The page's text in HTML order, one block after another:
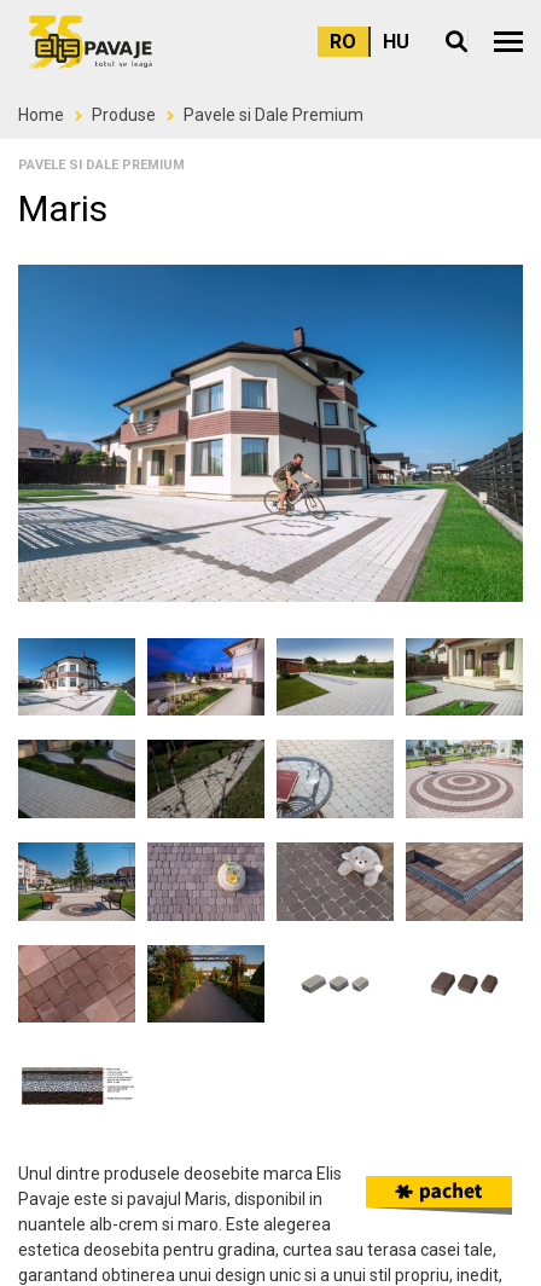
RO HU Meniu
Home Produse Pavele si Dale Premium
PAVELE SI DALE PREMIUM
Maris
Unul dintre produsele deosebite marca Elis
Pavaje este si pavajul Maris, disponibil in
nuantele alb-crem si maro. Este alegerea
estetica deosebita pentru gradina, curtea sau terasa casei tale,
garantand obtinerea unui design unic si a unui stil propriu, inedit,